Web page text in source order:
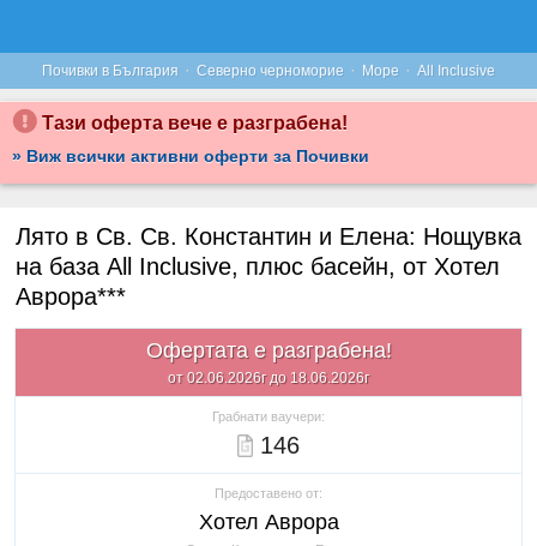
Почивки в България · Северно черноморие · Море · All Inclusive
Тази оферта вече е разграбена!
» Виж всички активни оферти за Почивки
Лято в Св. Св. Константин и Елена: Нощувка
на база All Inclusive, плюс басейн, от Хотел
Аврора***
Офертата е разграбена!
от 02.06.2026г до 18.06.2026г
Грабнати ваучери:
146
Предоставено от:
Хотел Аврора